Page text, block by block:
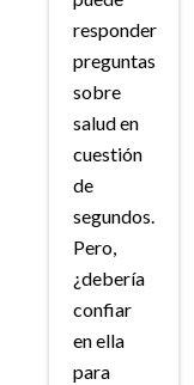
responder
preguntas
sobre
salud en
cuestión
de
segundos.
Pero,
¿debería
confiar
en ella
para